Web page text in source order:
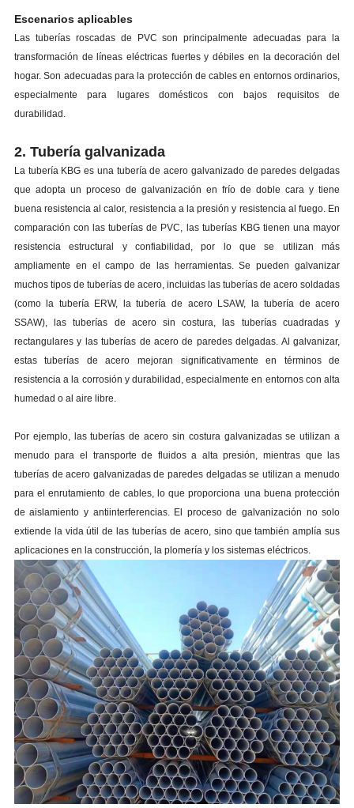
Escenarios aplicables
Las tuberías roscadas de PVC son principalmente adecuadas para la
transformación de líneas eléctricas fuertes y débiles en la decoración del
hogar. Son adecuadas para la protección de cables en entornos ordinarios,
especialmente para lugares domésticos con bajos requisitos de
durabilidad.
2. Tubería galvanizada
La tubería KBG es una tubería de acero galvanizado de paredes delgadas
que adopta un proceso de galvanización en frío de doble cara y tiene
buena resistencia al calor, resistencia a la presión y resistencia al fuego. En
comparación con las tuberías de PVC, las tuberías KBG tienen una mayor
resistencia estructural y confiabilidad, por lo que se utilizan más
ampliamente en el campo de las herramientas. Se pueden galvanizar
muchos tipos de tuberías de acero, incluidas las tuberías de acero soldadas
(como la tubería ERW, la tubería de acero LSAW, la tubería de acero
SSAW), las tuberías de acero sin costura, las tuberías cuadradas y
rectangulares y las tuberías de acero de paredes delgadas. Al galvanizar,
estas tuberías de acero mejoran significativamente en términos de
resistencia a la corrosión y durabilidad, especialmente en entornos con alta
humedad o al aire libre.
Por ejemplo, las tuberías de acero sin costura galvanizadas se utilizan a
menudo para el transporte de fluidos a alta presión, mientras que las
tuberías de acero galvanizadas de paredes delgadas se utilizan a menudo
para el enrutamiento de cables, lo que proporciona una buena protección
de aislamiento y antiinterferencias. El proceso de galvanización no solo
extiende la vida útil de las tuberías de acero, sino que también amplía sus
aplicaciones en la construcción, la plomería y los sistemas eléctricos.